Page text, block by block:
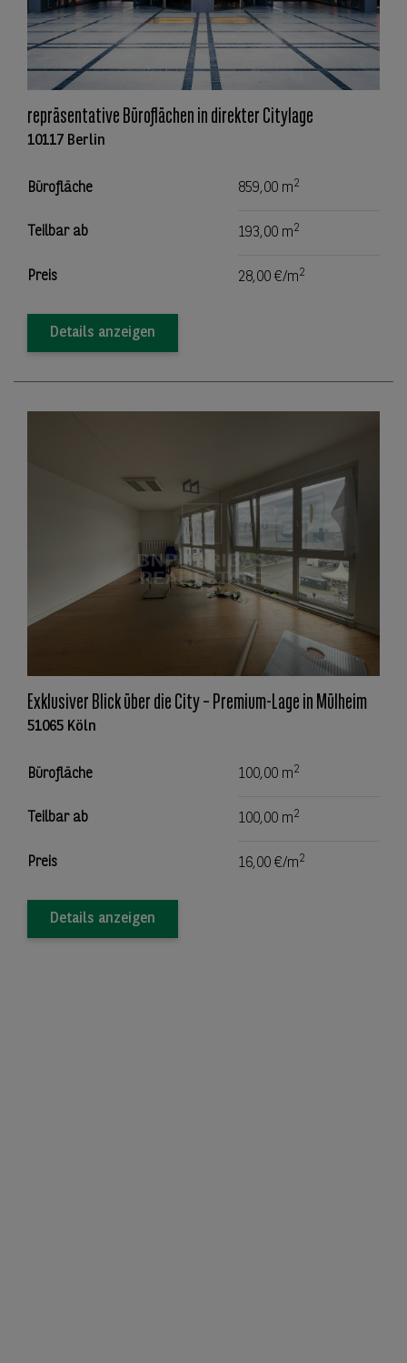
repräsentative Büroflächen in direkter Citylage
10117 Berlin
Bürofläche 859,00 m2
Teilbar ab 193,00 m2
Preis 28,00 €/m2
Details anzeigen
Exklusiver Blick über die City – Premium-Lage in Mülheim
51065 Köln
Bürofläche 100,00 m2
Teilbar ab 100,00 m2
Preis 16,00 €/m2
Details anzeigen